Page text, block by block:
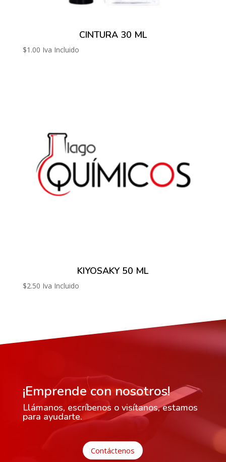
CINTURA 30 ML
$1.00 Iva Incluido
KIYOSAKY 50 ML
$2.50 Iva Incluido
¡Emprende con nosotros!
Llámanos, escríbenos o visítanos, estamos
para ayudarte.
Contáctenos